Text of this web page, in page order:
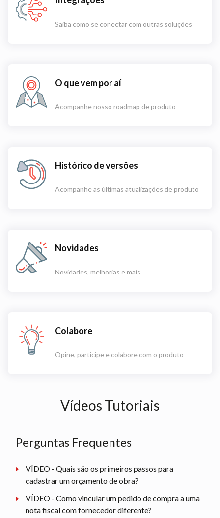
Saiba como se conectar com outras soluções
O que vem por aí
Acompanhe nosso roadmap de produto
Histórico de versões
Acompanhe as últimas atualizações de produto
Novidades
Novidades, melhorias e mais
Colabore
Opine, participe e colabore com o produto
Vídeos Tutoriais
Perguntas Frequentes
VÍDEO - Quais são os primeiros passos para
cadastrar um orçamento de obra?
VÍDEO - Como vincular um pedido de compra a uma
nota fiscal com fornecedor diferente?